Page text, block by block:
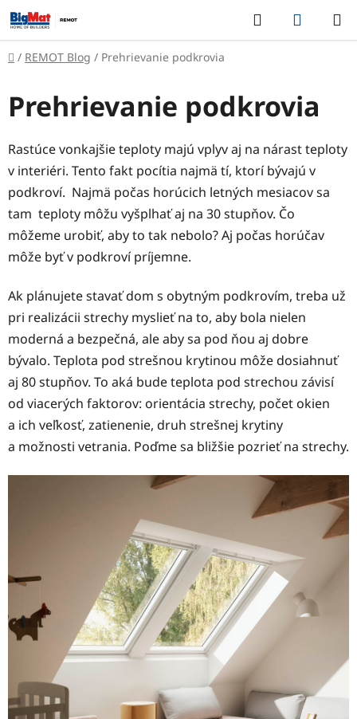
Prejsť
na
obsah
Hľadať
KOŠÍK
Domov
/ REMOT Blog / Prehrievanie podkrovia
Prehrievanie podkrovia
Rastúce vonkajšie teploty majú vplyv aj na nárast teploty
v interiéri. Tento fakt pocítia najmä tí, ktorí bývajú v
podkroví. Najmä počas horúcich letných mesiacov sa
tam teploty môžu vyšplhať aj na 30 stupňov. Čo
môžeme urobiť, aby to tak nebolo? Aj počas horúčav
môže byť v podkroví príjemne.
Ak plánujete stavať dom s obytným podkrovím, treba už
pri realizácii strechy myslieť na to, aby bola nielen
moderná a bezpečná, ale aby sa pod ňou aj dobre
bývalo. Teplota pod strešnou krytinou môže dosiahnuť
aj 80 stupňov. To aká bude teplota pod strechou závisí
od viacerých faktorov: orientácia strechy, počet okien
a ich veľkosť, zatienenie, druh strešnej krytiny
a možnosti vetrania. Poďme sa bližšie pozrieť na strechy.